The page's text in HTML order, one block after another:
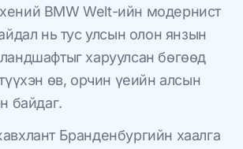
BMW Welt-ийн модернист
нь тус улсын олон янзын
харуулсан бөгөөд
өв, орчин үеийн алсын
байдаг.
Бранденбургийн хаалга